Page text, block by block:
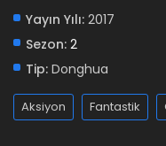
Yayın Yılı: 2017
Sezon: 2
Tip: Donghua
Aksiyon Fantastik